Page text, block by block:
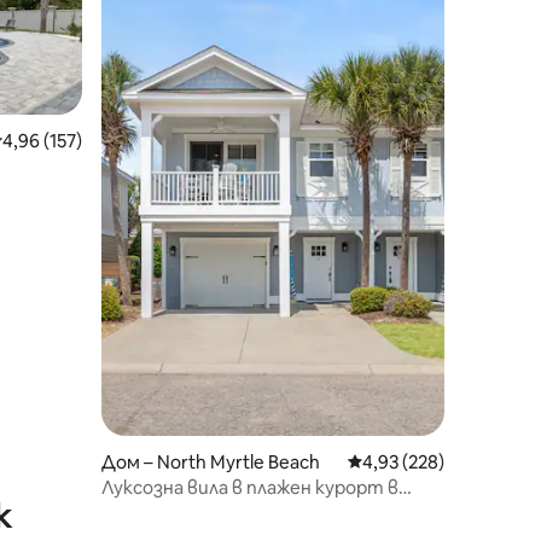
оценка: 4,96 от 5, 157 отзива
4,96 (157)
Дом – North Myrtle Beach Средна оценка: 4,93
4,93 (228)
Луксозна вила в плажен курорт в